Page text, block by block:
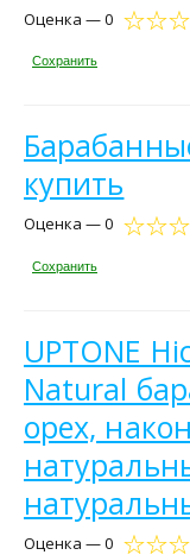
Оценка — 0
Сохранить
купить
Оценка — 0
Сохранить
UPTONE
Natural
орех,
Оценка — 0